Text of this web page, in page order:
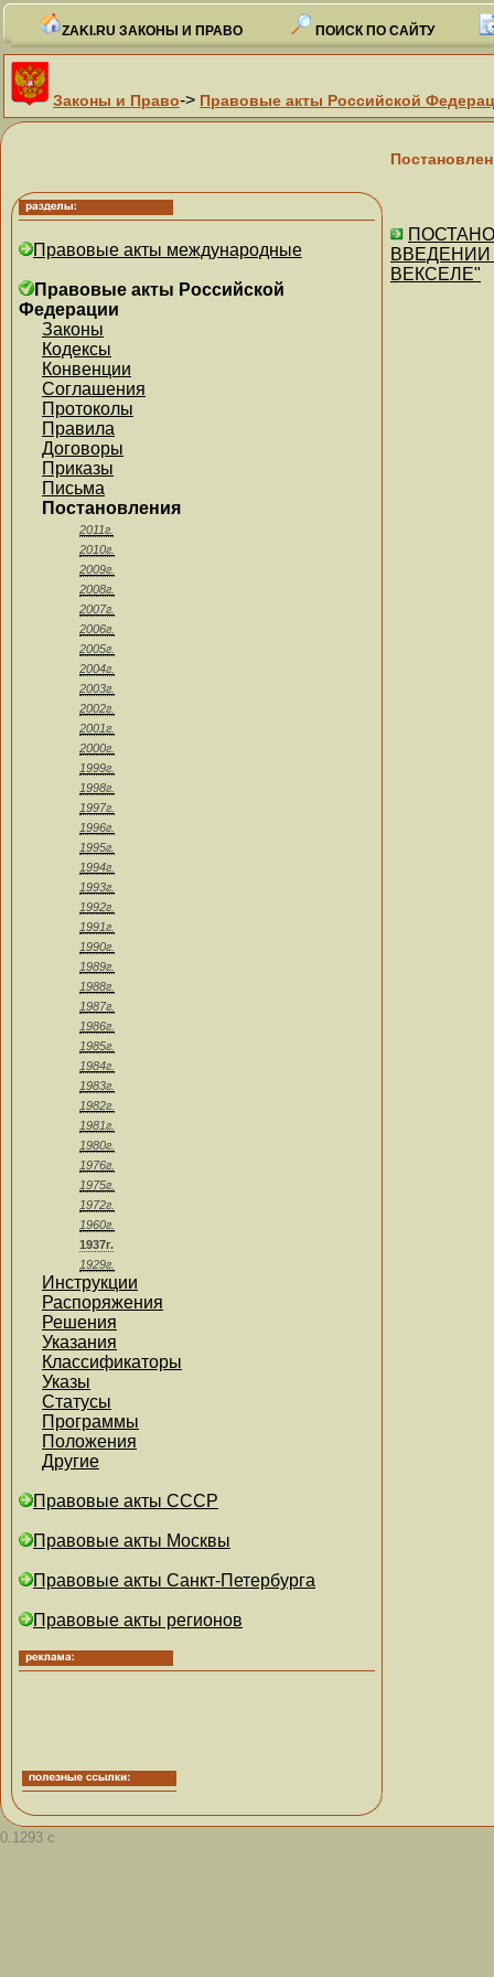
ZAKI.RU ЗАКОНЫ И ПРАВО ПОИСК ПО САЙТУ
Законы и Право-> Правовые акты Российской
Правовые акты международные
Правовые акты Российской
Федерации
Законы
Кодексы
Конвенции
Соглашения
Протоколы
Правила
Договоры
Приказы
Письма
Постановления
2011г.
2010г.
2009г.
2008г.
2007г.
2006г.
2005г.
2004г.
2003г.
2002г.
2001г.
2000г.
1999г.
1998г.
1997г.
1996г.
1995г.
1994г.
1993г.
1992г.
1991г.
1990г.
1989г.
1988г.
1987г.
1986г.
1985г.
1984г.
1983г.
1982г.
1981г.
1980г.
1976г.
1975г.
1972г.
1960г.
1937г.
1929г.
Инструкции
Распоряжения
Решения
Указания
Классификаторы
Указы
Статусы
Программы
Положения
Другие
Правовые акты СССР
Правовые акты Москвы
Правовые акты Санкт-Петербурга
Правовые акты регионов
ВЕКСЕЛЕ"
0.1293 с